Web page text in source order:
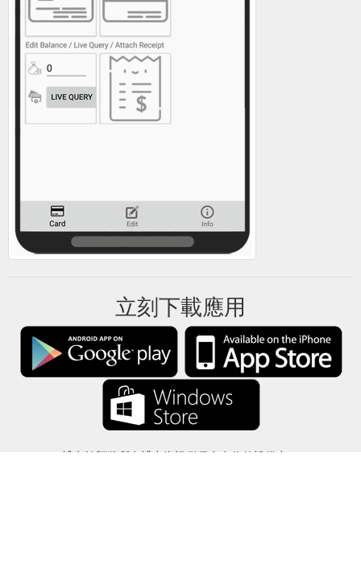
立刻下載應用
禮卡餘額將所有禮卡資訊僅保存在你的設備中。